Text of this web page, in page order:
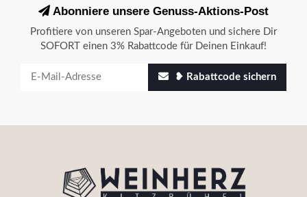
Abonniere unsere Genuss-Aktions-Post
Profitiere von unseren Spar-Angeboten und sichere Dir
SOFORT einen 3% Rabattcode für Deinen Einkauf!
❥ Rabattcode sichern